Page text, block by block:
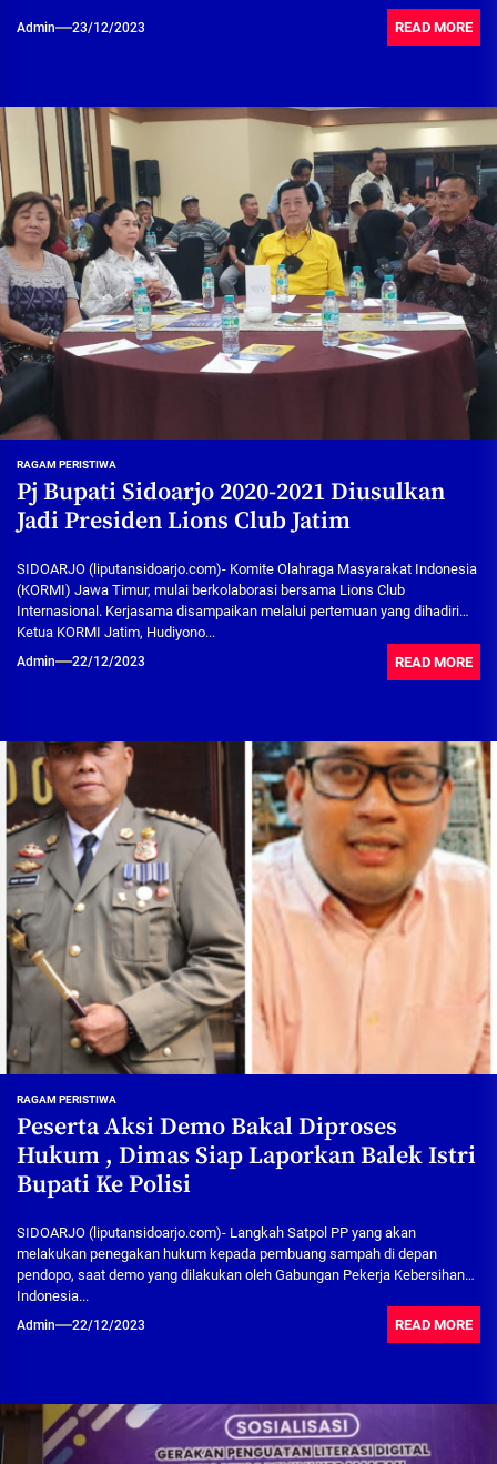
Admin 23/12/2023 READ MORE
RAGAM PERISTIWA
Pj Bupati Sidoarjo 2020-2021 Diusulkan
Jadi Presiden Lions Club Jatim
SIDOARJO (liputansidoarjo.com)- Komite Olahraga Masyarakat Indonesia
(KORMI) Jawa Timur, mulai berkolaborasi bersama Lions Club
Internasional. Kerjasama disampaikan melalui pertemuan yang dihadiri
Ketua KORMI Jatim, Hudiyono...
Admin 22/12/2023 READ MORE
RAGAM PERISTIWA
Peserta Aksi Demo Bakal Diproses
Hukum , Dimas Siap Laporkan Balek Istri
Bupati Ke Polisi
SIDOARJO (liputansidoarjo.com)- Langkah Satpol PP yang akan
melakukan penegakan hukum kepada pembuang sampah di depan
pendopo, saat demo yang dilakukan oleh Gabungan Pekerja Kebersihan
Indonesia...
Admin 22/12/2023 READ MORE